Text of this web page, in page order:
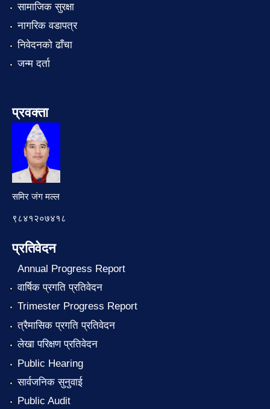
सामाजिक सुरक्षा
नागरिक वडापत्र
निवेदनको ढाँचा
जन्म दर्ता
प्रवक्ता
समिर जंग मल्ल
९८४१२०७४१८
प्रतिवेदन
Annual Progress Report
वार्षिक प्रगति प्रतिवेदन
Trimester Progress Report
त्रैमासिक प्रगति प्रतिवेदन
लेखा परिक्षण प्रतिवेदन
Public Hearing
सार्वजनिक सुनुवाई
Public Audit